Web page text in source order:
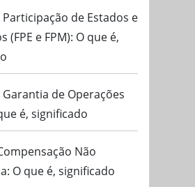
de Estados e
(FPE e FPM): O que é,
de Operações
é, significado
Não
O que é, significado